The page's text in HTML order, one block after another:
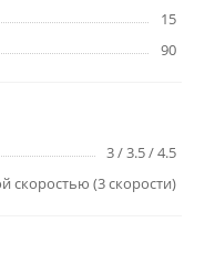
15
90
3 / 3.5 / 4.5
скоростью (3 скорости)